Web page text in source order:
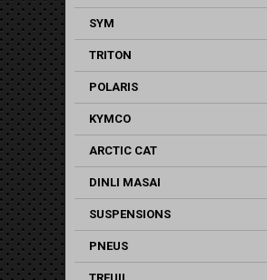
SYM
TRITON
POLARIS
KYMCO
ARCTIC CAT
DINLI MASAI
SUSPENSIONS
PNEUS